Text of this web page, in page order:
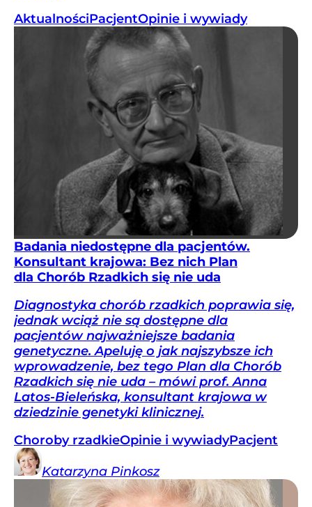
AktualnościPacjentOpinie i wywiady
Badania niedostępne dla pacjentów.
Konsultant krajowa: Bez nich Plan
dla Chorób Rzadkich się nie uda
Diagnostyka chorób rzadkich poprawia się,
jednak wciąż nie są dostępne dla
pacjentów najważniejsze badania
genetyczne. Apeluję o jak najszybsze ich
wprowadzenie, bez tego Plan dla Chorób
Rzadkich się nie uda – mówi prof. Anna
Latos-Bieleńska, konsultant krajowa w
dziedzinie genetyki klinicznej.
Choroby rzadkieOpinie i wywiadyPacjent
Katarzyna Pinkosz